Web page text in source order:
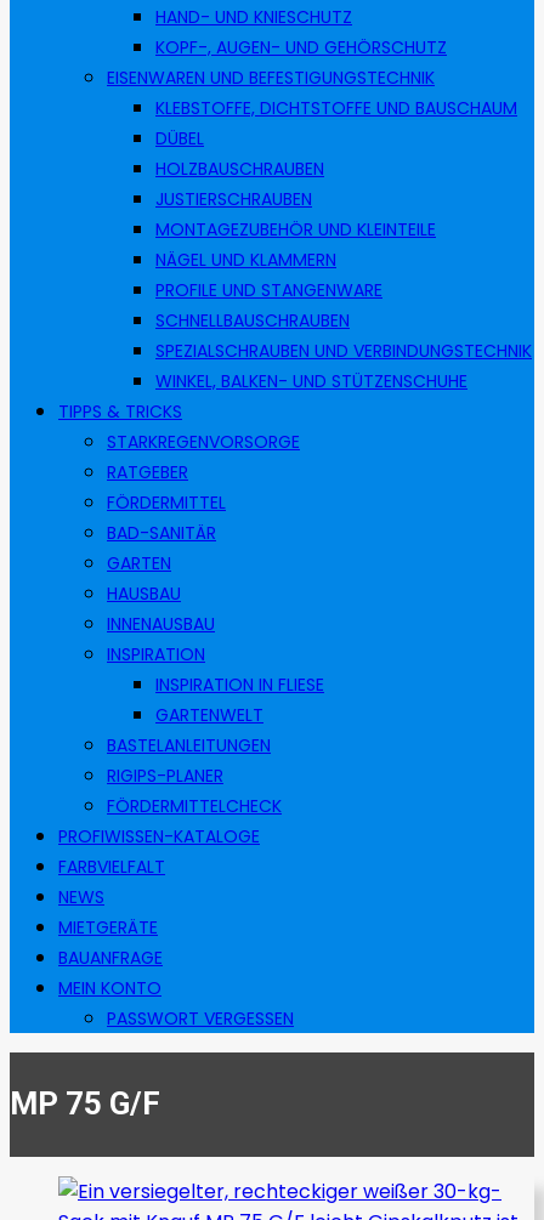
HAND- UND KNIESCHUTZ
KOPF-, AUGEN- UND GEHÖRSCHUTZ
EISENWAREN UND BEFESTIGUNGSTECHNIK
KLEBSTOFFE, DICHTSTOFFE UND BAUSCHAUM
DÜBEL
HOLZBAUSCHRAUBEN
JUSTIERSCHRAUBEN
MONTAGEZUBEHÖR UND KLEINTEILE
NÄGEL UND KLAMMERN
PROFILE UND STANGENWARE
SCHNELLBAUSCHRAUBEN
SPEZIALSCHRAUBEN UND VERBINDUNGSTECHNIK
WINKEL, BALKEN- UND STÜTZENSCHUHE
TIPPS & TRICKS
STARKREGENVORSORGE
RATGEBER
FÖRDERMITTEL
BAD-SANITÄR
GARTEN
HAUSBAU
INNENAUSBAU
INSPIRATION
INSPIRATION IN FLIESE
GARTENWELT
BASTELANLEITUNGEN
RIGIPS-PLANER
FÖRDERMITTELCHECK
PROFIWISSEN-KATALOGE
FARBVIELFALT
NEWS
MIETGERÄTE
BAUANFRAGE
MEIN KONTO
PASSWORT VERGESSEN
MP 75 G/F